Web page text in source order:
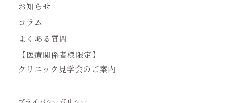
お知らせ
コラム
よくある質問
【医療関係者様限定】
クリニック見学会のご案内